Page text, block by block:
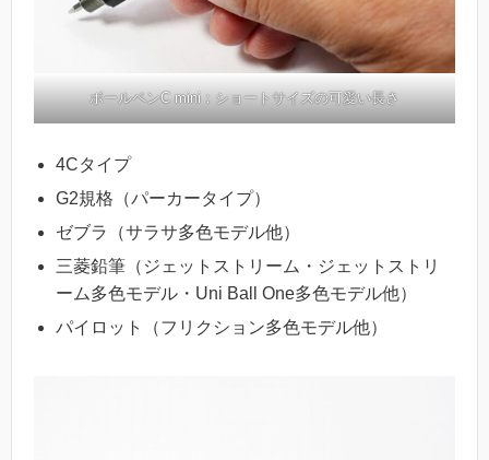
ボールペンC mini：ショートサイズの可愛い長さ
4Cタイプ
G2規格（パーカータイプ）
ゼブラ（サラサ多色モデル他）
三菱鉛筆（ジェットストリーム・ジェットストリ
ーム多色モデル・Uni Ball One多色モデル他）
パイロット（フリクション多色モデル他）